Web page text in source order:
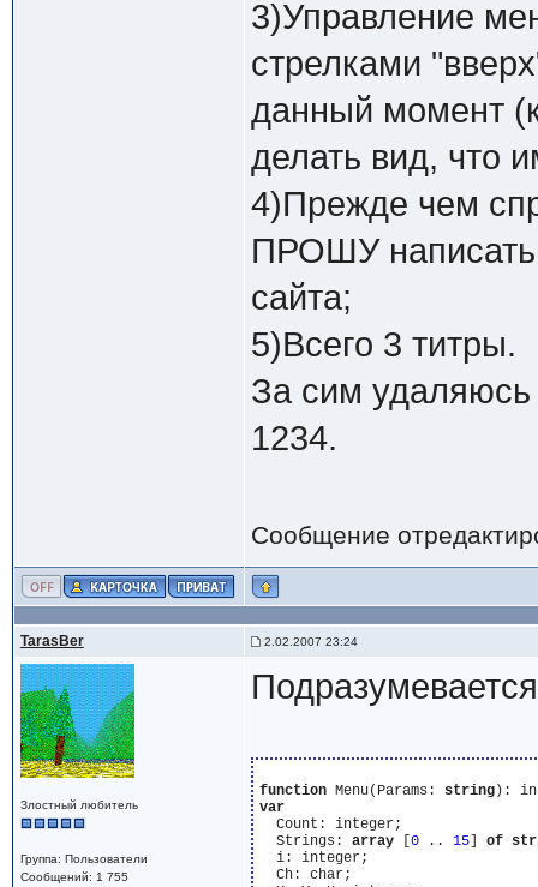
3)Управление
стрелками
данный момент
делать вид, что
4)Прежде чем
ПРОШУ написать
сайта;
5)Всего 3 титры.
За сим
1234.
Сообщение
TarasBer 2.02.2007 23:24
Злостный любитель
Группа: Пользователи
Сообщений: 1 755
function Menu(Params: string
var
  Count: integer;
  Strings:
array [ 0 .. 15] of
  i: integer;
  Ch: char;